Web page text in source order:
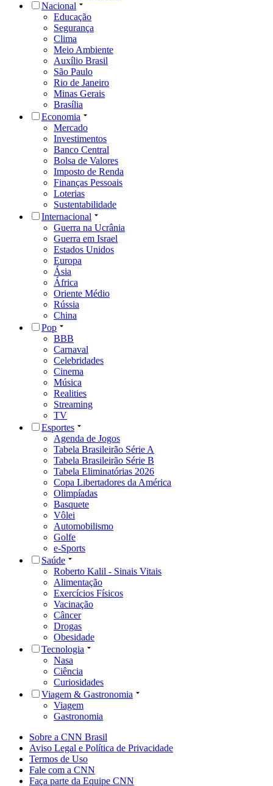
Nacional
Educação
Segurança
Clima
Meio Ambiente
Auxílio Brasil
São Paulo
Rio de Janeiro
Minas Gerais
Brasília
Economia
Mercado
Investimentos
Banco Central
Bolsa de Valores
Imposto de Renda
Finanças Pessoais
Loterias
Sustentabilidade
Internacional
Guerra na Ucrânia
Guerra em Israel
Estados Unidos
Europa
Ásia
África
Oriente Médio
Rússia
China
Pop
BBB
Carnaval
Celebridades
Cinema
Música
Realities
Streaming
TV
Esportes
Agenda de Jogos
Tabela Brasileirão Série A
Tabela Brasileirão Série B
Tabela Eliminatórias 2026
Copa Libertadores da América
Olimpíadas
Basquete
Vôlei
Automobilismo
Golfe
e-Sports
Saúde
Roberto Kalil - Sinais Vitais
Alimentação
Exercícios Físicos
Vacinação
Câncer
Drogas
Obesidade
Tecnologia
Nasa
Ciência
Curiosidades
Viagem & Gastronomia
Viagem
Gastronomia
Sobre a CNN Brasil
Aviso Legal e Política de Privacidade
Termos de Uso
Fale com a CNN
Faça parte da Equipe CNN